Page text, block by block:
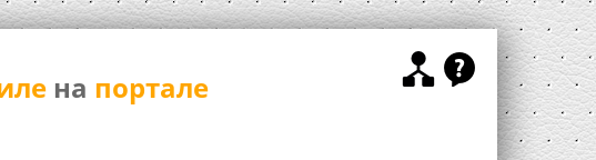
на портале